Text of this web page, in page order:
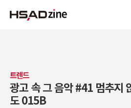
트렌드
광고 속 그 음악 #41 멈추지
도 015B